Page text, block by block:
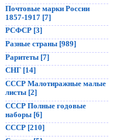
Почтовые марки России
1857-1917 [7]
РСФСР [3]
Разные страны [989]
Раритеты [7]
СНГ [14]
СССР Малотиражные малые
листы [2]
СССР Полные годовые
наборы [6]
СССР [210]